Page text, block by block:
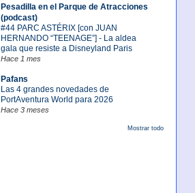
Pesadilla en el Parque de Atracciones
(podcast)
#44 PARC ASTÉRIX [con JUAN
HERNANDO “TEENAGE”] - La aldea
gala que resiste a Disneyland Paris
Hace 1 mes
Pafans
Las 4 grandes novedades de
PortAventura World para 2026
Hace 3 meses
Mostrar todo